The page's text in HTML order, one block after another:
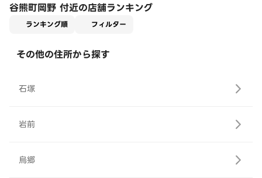
谷熊町岡野 付近の店舗ランキング
ランキング順 フィルター
その他の住所から探す
石塚
岩前
烏郷